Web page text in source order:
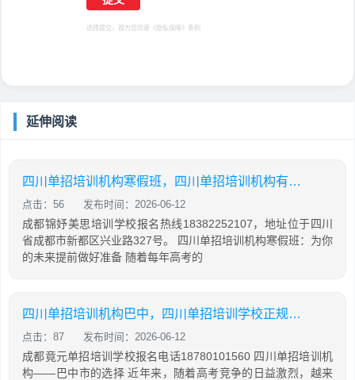
选择提交，视为您同意 《隐私保障》 条例
延伸阅读
四川单招培训机构寒假班，四川单招培训机构有哪些
点击：56 发布时间：2026-06-12
成都锦妤美思培训学校报名热线18382252107，地址位于四川
省成都市新都区兴业路327号。 四川单招培训机构寒假班：为你
的未来提前做好准备 随着每年高考的
四川单招培训机构巴中，四川单招培训学校正规学校
点击：87 发布时间：2026-06-12
成都竟元单招培训学校报名电话18780101560 四川单招培训机
构——巴中市的选择 近年来，随着高考竞争的日益激烈，越来